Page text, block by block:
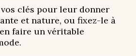
clés pour leur donner
et nature, ou fixez-le à
faire un véritable